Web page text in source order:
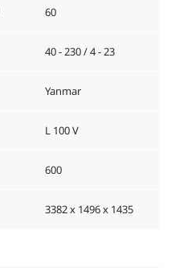
60
40 - 230 / 4 - 23
Yanmar
L 100 V
600
3382 x 1496 x 1435